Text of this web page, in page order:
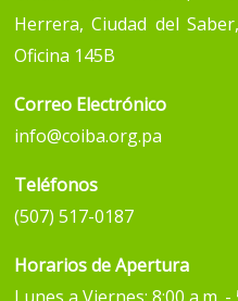
Herrera, Ciudad del
Oficina 145B
Correo Electrónico
info@coiba.org.pa
Teléfonos
(507) 517-0187
Horarios de Apertura